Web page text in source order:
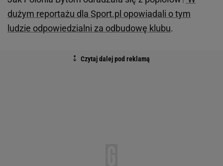
dużym reportażu dla Sport.pl opowiadali o tym
ludzie odpowiedzialni za odbudowę klubu.